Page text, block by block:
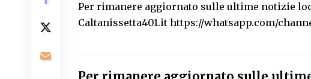
Per rimanere aggiornato sulle ultime notizie
Caltanissetta401.it https://whatsapp.com/